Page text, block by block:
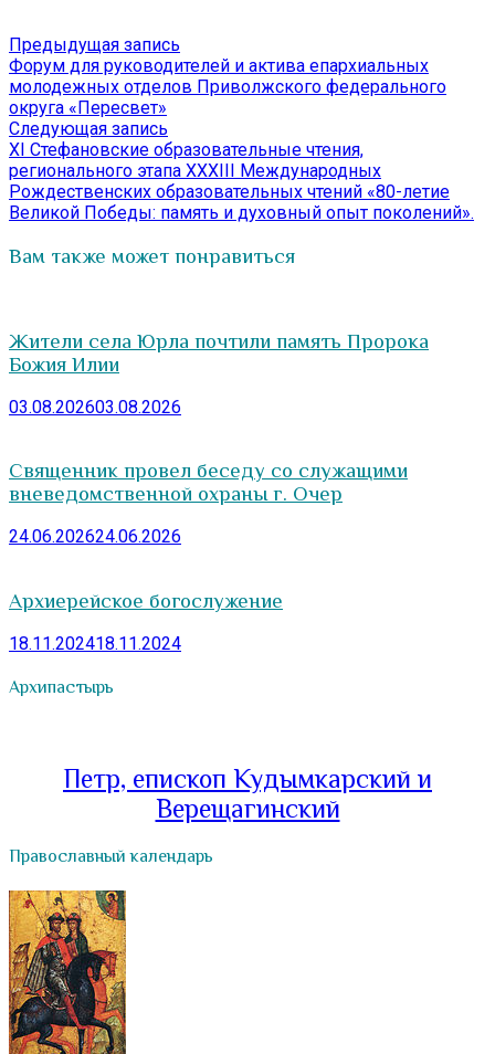
Навигация
по
записям
Предыдущая запись
запись:
Форум для руководителей и актива епархиальных
молодежных отделов Приволжского федерального
округа «Пересвет»
Следующая запись
запись:
XI Стефановские образовательные чтения,
регионального этапа XXXIII Международных
Рождественских образовательных чтений «80-летие
Великой Победы: память и духовный опыт поколений».
Вам также может понравиться
Жители села Юрла почтили память Пророка
Божия Илии
03.08.202603.08.2026
Священник провел беседу со служащими
вневедомственной охраны г. Очер
24.06.202624.06.2026
Архиерейское богослужение
18.11.202418.11.2024
Архипастырь
Петр, епископ Кудымкарский и
Верещагинский
Православный календарь